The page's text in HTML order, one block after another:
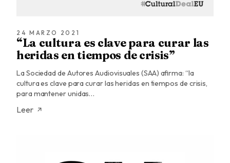
24 MARZO 2021
“La cultura es clave para curar las
heridas en tiempos de crisis”
La Sociedad de Autores Audiovisuales (SAA) afirma: “la
cultura es clave para curar las heridas en tiempos de crisis,
para mantener unidas…
Leer